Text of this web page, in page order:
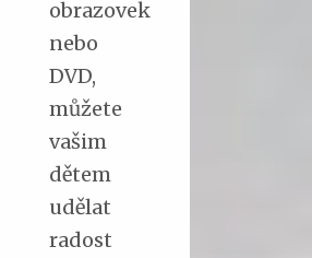
obrazovek
nebo
DVD,
můžete
vašim
dětem
udělat
radost